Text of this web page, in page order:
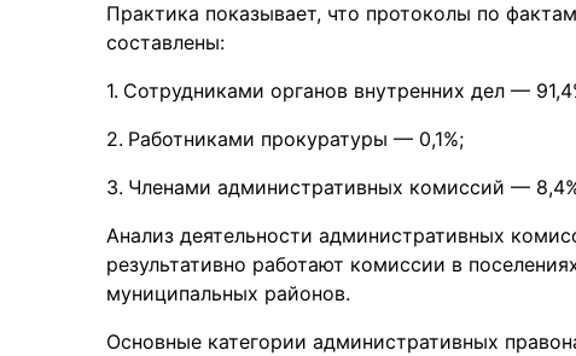
Практика показывает, что протоколы по
составлены:
Сотрудниками органов внутренних дел —
Работниками прокуратуры — 0,1%;
Членами административных комиссий —
Анализ деятельности административных
результативно работают комиссии в
муниципальных районов.
Основные категории административных